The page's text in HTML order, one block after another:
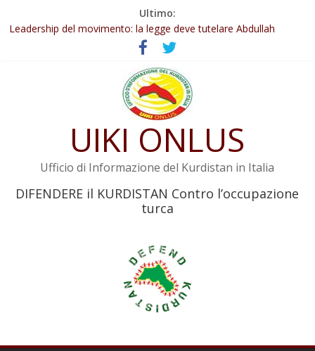
Ultimo:
Abdullah Öcalan: Le legge negativa deve essere trasformata in
Leadership del movimento: la legge deve tutelare Abdullah
Öcalan e l’intero movimento
Commissione donne del KNK: Şengal è di nuovo sotto minaccia
Non tenere conto della situazione di Rêber Apo ostacolerebbe
Il KNK chiede un’azione internazionale contro i crimini di guerra
UIKI ONLUS
Ufficio di Informazione del Kurdistan in Italia
DIFENDERE il KURDISTAN Contro l’occupazione
turca